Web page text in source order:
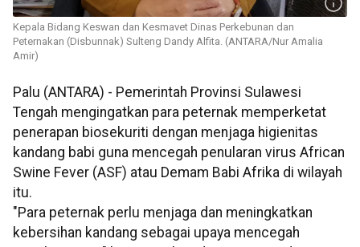
Kepala Bidang Keswan dan Kesmavet Dinas Perkebunan dan
Peternakan (Disbunnak) Sulteng Dandy Alfita. (ANTARA/Nur Amalia
Amir)
Palu (ANTARA) - Pemerintah Provinsi Sulawesi
Tengah mengingatkan para peternak memperketat
penerapan biosekuriti dengan menjaga higienitas
kandang babi guna mencegah penularan virus African
Swine Fever (ASF) atau Demam Babi Afrika di wilayah
itu.
"Para peternak perlu menjaga dan meningkatkan
kebersihan kandang sebagai upaya mencegah